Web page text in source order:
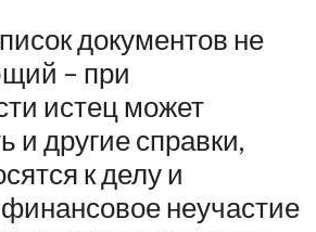
документов не
– при
истец может
и другие справки,
к делу и
неучастие